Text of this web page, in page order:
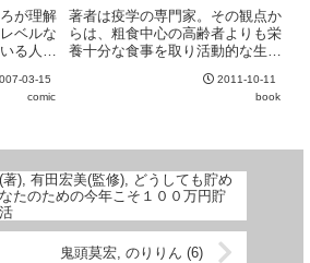
が理解
ベルな
る人に
毒は感
はある
03-15
comic
著者は疫学の専門家。その観点か
らは、粗食中心の高齢者よりも栄
養十分な食事を取り活動的な生活
康長寿を保っている。この結論は
当たり前と言えば当たり前なのだ
2011-10-11
book
著), 有田宏美(監修), どうしても貯め
たのための今年こそ１００万円貯
鬼頭莫宏, のりりん (6)